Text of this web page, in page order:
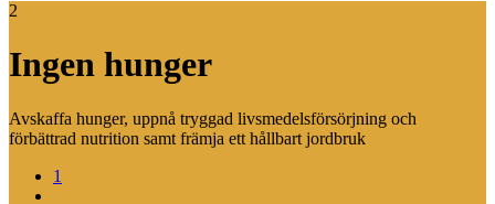
2
Ingen hunger
Avskaffa hunger, uppnå tryggad livsmedelsförsörjning och
förbättrad nutrition samt främja ett hållbart jordbruk
1